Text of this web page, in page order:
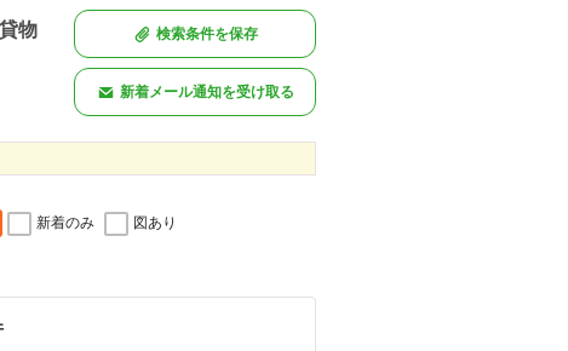
物
検索条件を保存
新着メール通知を受け取る
新着のみ 図あり